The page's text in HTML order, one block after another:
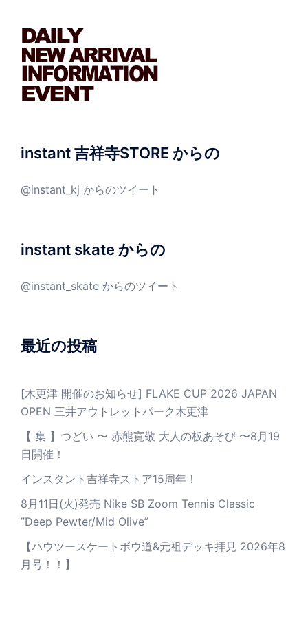
instant 吉祥寺STORE からの
@instant_kj からのツイート
instant skate からの
@instant_skate からのツイート
最近の投稿
[木更津 開催のお知らせ] FLAKE CUP 2026 JAPAN
OPEN 三井アウトレットパーク木更津
【 集 】つどい 〜 赤熊寛敬 大人の板あそび 〜8月19
日開催！
インスタント吉祥寺ストア15周年！
8月11日(火)発売 Nike SB Zoom Tennis Classic
”Deep Pewter/Mid Olive”
【ハウツースケートボウ道&元祖デッキ拝見 2026年8
月号！！】